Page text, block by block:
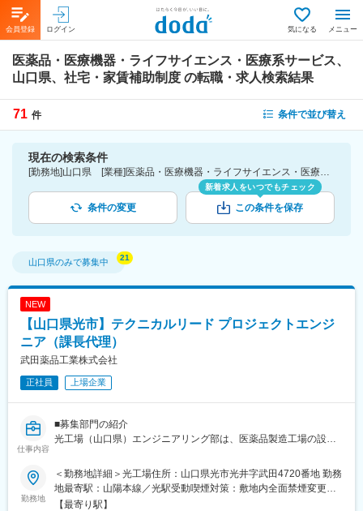
会員登録 ログイン 気になる メニュー
医薬品・医療機器・ライフサイエンス・医療系サービス、
山口県、社宅・家賃補助制度 の転職・求人検索結果
71 件 条件で並び替え
現在の検索条件
[勤務地]山口県 [業種]医薬品・医療機器・ライフサイエンス・医療系サービス [詳細条件](待遇・福利厚生)社宅・家賃補助制度
条件の変更
新着求人をいつでもチェック
この条件を保存
山口県のみで募集中
NEW
【山口県光市】テクニカルリード プロジェクトエンジ
ニア（課長代理）
武田薬品工業株式会社
正社員 上場企業
仕事内容
■募集部門の紹介
光工場（山口県）エンジニアリング部は、医薬品製造工場の設備
ンジニアリング業務（自社の立場に立ったエンジニアリング業
務）を実施し光工場のすべての設備のライフサイクル（導入立上
げ・運用・更新）を支えている部門です。
勤務地
＜勤務地詳細＞光工場住所：山口県光市光井字武田4720番地 勤務
地最寄駅：山陽本線／光駅受動喫煙対策：敷地内全面禁煙変更の
範囲：会社の定める事業所（リモートワーク含む）
【最寄り駅】